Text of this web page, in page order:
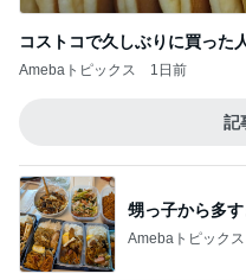
コストコで久しぶりに買った
Amebaトピックス 1日前
記
甥っ子から多
Amebaトピックス